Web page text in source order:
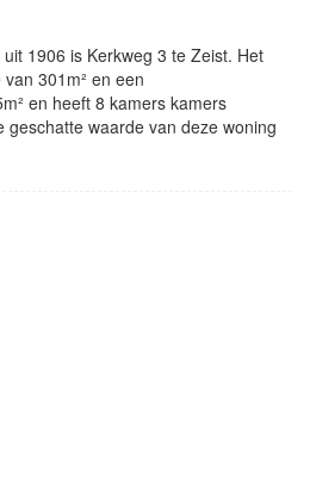
1906 is Kerkweg 3 te Zeist. Het
301m² en een
en heeft 8 kamers kamers
geschatte waarde van deze woning